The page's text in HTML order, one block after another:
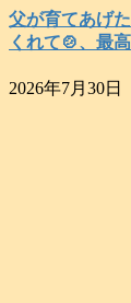
父が育てあげ
くれて🍲、最
2026年7月30日